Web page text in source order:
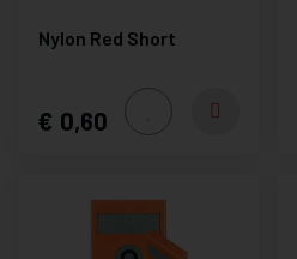
Nylon Red Short
0,60